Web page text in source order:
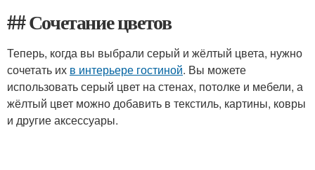
## Сочетание цветов
Теперь, когда вы выбрали серый и жёлтый цвета, нужно
сочетать их в интерьере гостиной. Вы можете
использовать серый цвет на стенах, потолке и мебели, а
жёлтый цвет можно добавить в текстиль, картины, ковры
и другие аксессуары.